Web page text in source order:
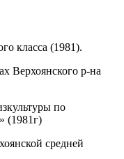
класса (1981).
Верхоянского р-на
по
(1981г)
средней